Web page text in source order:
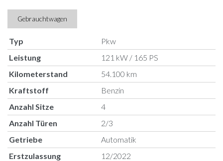
Gebrauchtwagen
Typ
Pkw
Leistung
121 kW / 165 PS
Kilometerstand
54.100 km
Kraftstoff
Benzin
Anzahl Sitze
4
Anzahl Türen
2/3
Getriebe
Automatik
Erstzulassung
12/2022